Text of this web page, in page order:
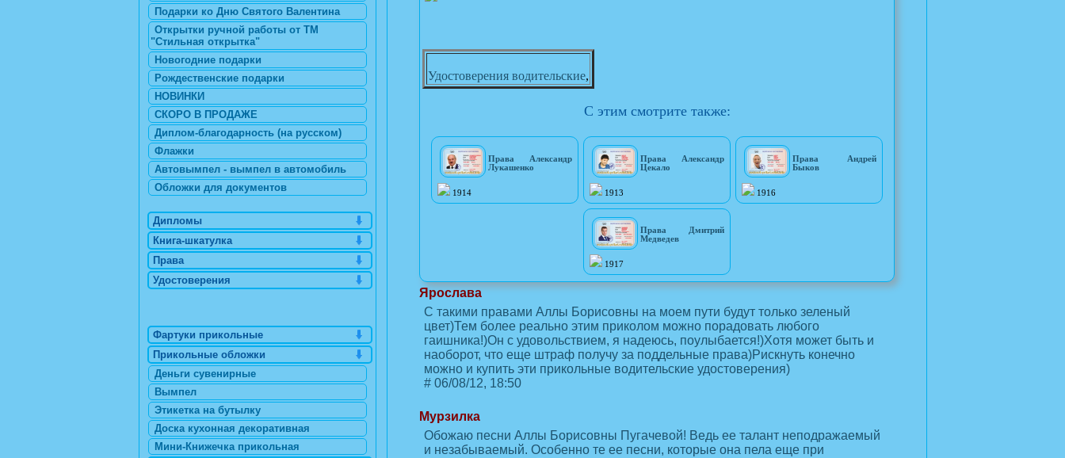
Удостоверения водительские,
С этим смотрите также:
Права Александр
Лукашенко
1914
Права Александр
Цекало
1913
Права Андрей
Быков
1916
Права Дмитрий
Медведев
1917
Ярослава
С такими правами Аллы Борисовны на моем пути будут только зеленый
цвет)Тем более реально этим приколом можно порадовать любого
гаишника!)Он с удовольствием, я надеюсь, поулыбается!)Хотя может быть и
наоборот, что еще штраф получу за поддельные права)Рискнуть конечно
можно и купить эти прикольные водительские удостоверения)
# 06/08/12, 18:50
Мурзилка
Обожаю песни Аллы Борисовны Пугачевой! Ведь ее талант неподражаемый
и незабываемый. Особенно те ее песни, которые она пела еще при
Подарки ко Дню Святого Валентина
Открытки ручной работы от ТМ
"Стильная открытка"
Новогодние подарки
Рождественские подарки
НОВИНКИ
СКОРО В ПРОДАЖЕ
Диплом-благодарность (на русском)
Флажки
Автовымпел - вымпел в автомобиль
Обложки для документов
Дипломы
Книга-шкатулка
Права
Удостоверения
Фартуки прикольные
Прикольные обложки
Деньги сувенирные
Вымпел
Этикетка на бутылку
Доска кухонная декоративная
Мини-Книжечка прикольная